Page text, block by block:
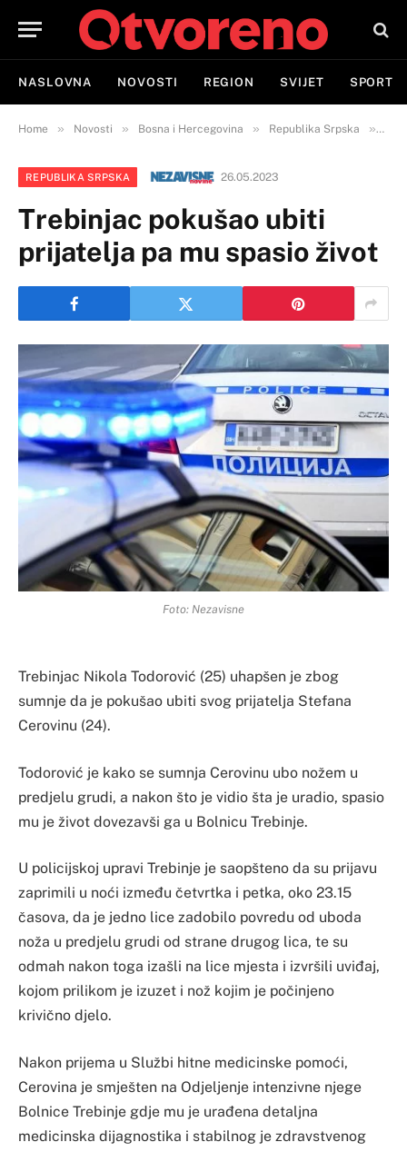
NASLOVNA NOVOSTI REGION SVIJET SPORT
Home » Novosti » Bosna i Hercegovina » Republika Srpska »
REPUBLIKA SRPSKA 26.05.2023
Trebinjac pokušao ubiti
prijatelja pa mu spasio život
Foto: Nezavisne
Trebinjac Nikola Todorović (25) uhapšen je zbog
sumnje da je pokušao ubiti svog prijatelja Stefana
Cerovinu (24).
Todorović je kako se sumnja Cerovinu ubo nožem u
predjelu grudi, a nakon što je vidio šta je uradio, spasio
mu je život dovezavši ga u Bolnicu Trebinje.
U policijskoj upravi Trebinje je saopšteno da su prijavu
zaprimili u noći između četvrtka i petka, oko 23.15
časova, da je jedno lice zadobilo povredu od uboda
noža u predjelu grudi od strane drugog lica, te su
odmah nakon toga izašli na lice mjesta i izvršili uviđaj,
kojom prilikom je izuzet i nož kojim je počinjeno
krivično djelo.
Nakon prijema u Službi hitne medicinske pomoći,
Cerovina je smješten na Odjeljenje intenzivne njege
Bolnice Trebinje gdje mu je urađena detaljna
medicinska dijagnostika i stabilnog je zdravstvenog